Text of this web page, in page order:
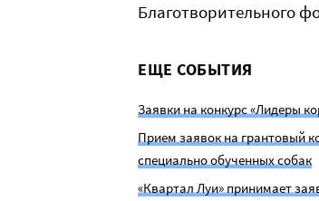
Благотворительного
ЕЩЕ СОБЫТИЯ
Заявки на конкурс «Лидеры
Прием заявок на грантовый
специально обученных собак
«Квартал Луи» принимает